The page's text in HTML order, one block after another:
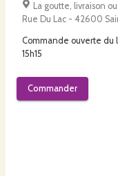
La goutte, livraison
Rue Du Lac - 42600
Commande ouverte du
15h15
Commander